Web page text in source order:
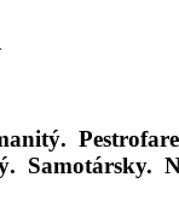
Samotársky.